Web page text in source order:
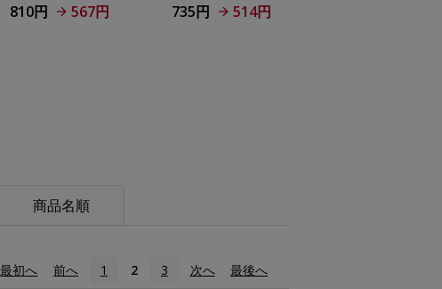
810円 567円 735円 514円
商品名順
最初へ 前へ 1 2 3 次へ 最後へ